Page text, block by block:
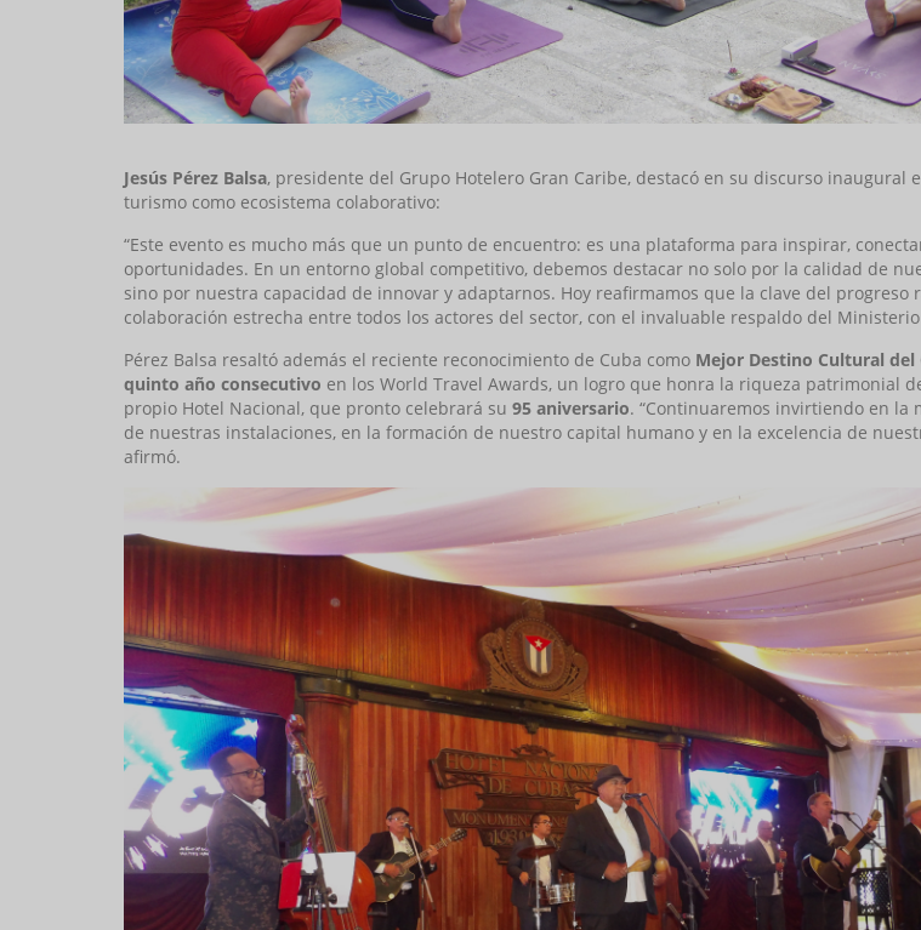
Jesús Pérez Balsa, presidente del Grupo Hotelero Gran Caribe, destacó en su discurso inaugural
turismo como ecosistema colaborativo:
“Este evento es mucho más que un punto de encuentro: es una plataforma para inspirar,
oportunidades. En un entorno global competitivo, debemos destacar no solo por la calidad de
sino por nuestra capacidad de innovar y adaptarnos. Hoy reafirmamos que la clave del progreso
colaboración estrecha entre todos los actores del sector, con el invaluable respaldo del
Pérez Balsa resaltó además el reciente reconocimiento de Cuba como Mejor Destino Cultural del
quinto año consecutivo en los World Travel Awards, un logro que honra la riqueza patrimonial
propio Hotel Nacional, que pronto celebrará su 95 aniversario. “Continuaremos invirtiendo en la
de nuestras instalaciones, en la formación de nuestro capital humano y en la excelencia de
afirmó.